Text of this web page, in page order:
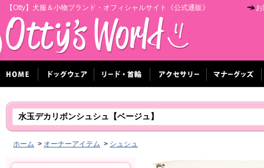
【Otty】犬服＆小物ブランド・オフィシャルサイト《公式通販》
水玉デカリボンシュシュ【ベージュ】
ホーム > オーナーアイテム > シュシュ